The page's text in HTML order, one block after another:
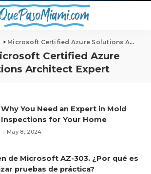
> Microsoft Certified Azure Solutions Architect Expert
Certified Azure
Architect Expert
Why You Need an Expert in Mold
Inspections for Your Home
May 8, 2024
de Microsoft AZ-303. ¿Por qué es
pruebas de práctica?